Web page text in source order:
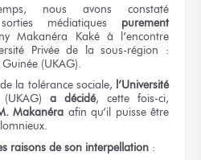
nous avons constaté
médiatiques purement
Makanéra Kaké à l’encontre
Privéede la sous-région :
(UKAG).
de la tolérancesociale, l’Université
a décidé,
cette fois-ci,
Makanéra afinqu’il puisseêtre
raisons de son interpellation :